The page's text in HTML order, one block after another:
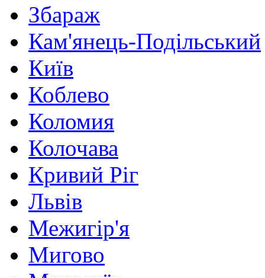
Збараж
Кам'янець-Подільський
Київ
Коблево
Коломия
Колочава
Кривий Ріг
Львів
Межигір'я
Мигово